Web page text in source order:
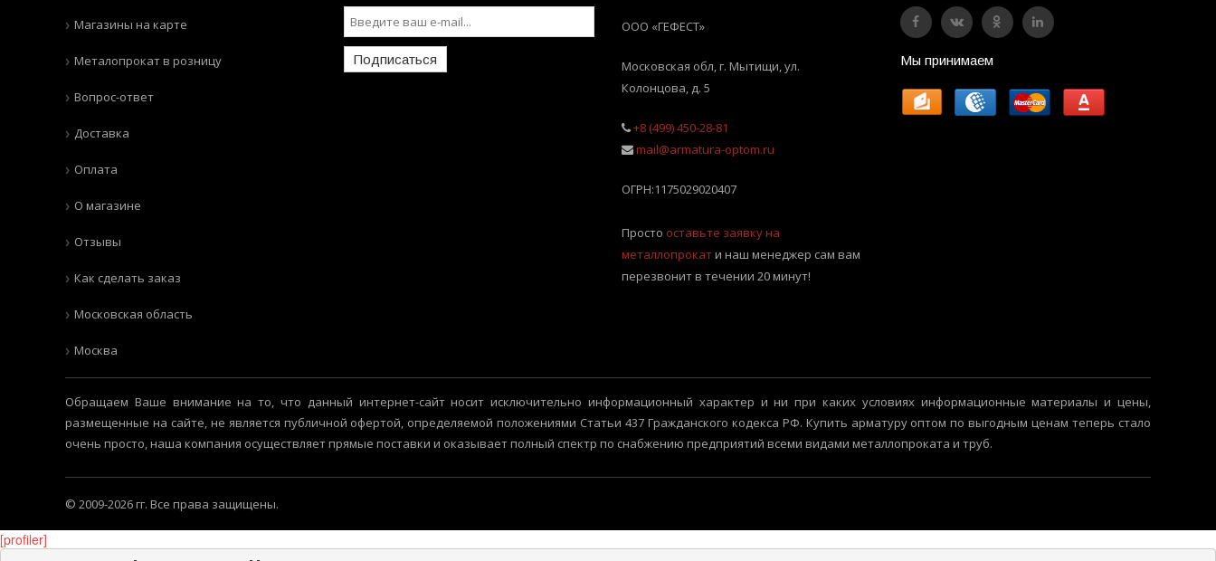
Магазины на карте
Металопрокат в розницу
Вопрос-ответ
Доставка
Оплата
О магазине
Отзывы
Как сделать заказ
Московская область
Москва
Подписаться
ООО «ГЕФЕСТ»
Московская обл, г. Мытищи,ул.
Колонцова, д. 5
+8 (499) 450-28-81
mail@armatura-optom.ru
ОГРН:1175029020407
Просто оставьте заявку на
металлопрокати наш менеджер сам вам
перезвонит в течении 20 минут!
Мы принимаем
Обращаем Ваше внимание на то, что данный интернет-сайт носит исключительно информационный характер и ни при каких условиях информационные материалы и цены,
размещенные на сайте, не является публичной офертой, определяемой положениями Статьи 437 Гражданского кодекса РФ. Купить арматуру оптом по выгодным ценам теперь стало
очень просто, наша компания осуществляет прямые поставки и оказывает полный спектр по снабжению предприятий всеми видами металлопроката и труб.
© 2009-2026 гг. Все права защищены.
[profiler]